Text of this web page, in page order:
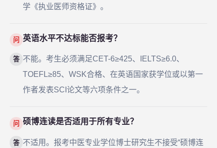
学《执业医师资格证》。
问 英语水平不达标能否报考？
答 不能。考生必须满足CET-6≥425、IELTS≥6.0、
TOEFL≥85、WSK合格、在英语国家获学位或以第一
作者发表SCI论文等六项条件之一。
问 硕博连读是否适用于所有专业？
答 不适用。报考中医专业学位博士研究生不接受“硕博连